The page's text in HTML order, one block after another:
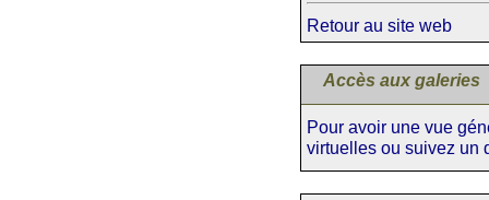
Retour au site web
Accès aux galeries
Pour avoir une vue
virtuelles ou suivez un